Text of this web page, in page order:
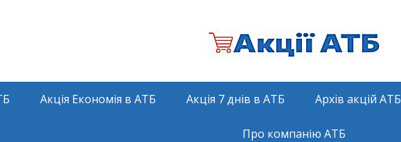
Акція Економія в АТБ Акція 7 днів в АТБ Архів акцій АТБ
Про компанію АТБ